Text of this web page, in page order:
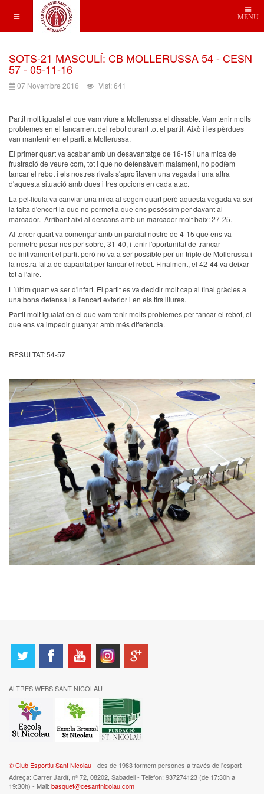
MENU
SOTS-21 MASCULÍ: CB MOLLERUSSA 54 - CESN
57 - 05-11-16
07 Novembre 2016 Vist: 641
Partit molt igualat el que vam viure a Mollerussa el dissabte. Vam tenir molts
problemes en el tancament del rebot durant tot el partit. Això i les pèrdues
van mantenir en el partit a Mollerussa.
El primer quart va acabar amb un desavantatge de 16-15 i una mica de
frustració de veure com, tot i que no defensàvem malament, no podíem
tancar el rebot i els nostres rivals s'aprofitaven una vegada i una altra
d'aquesta situació amb dues i tres opcions en cada atac.
La pel·lícula va canviar una mica al segon quart però aquesta vegada va ser
la falta d'encert la que no permetia que ens poséssim per davant al
marcador. Arribant així al descans amb un marcador molt baix: 27-25.
Al tercer quart va començar amb un parcial nostre de 4-15 que ens va
permetre posar-nos per sobre, 31-40, i tenir l'oportunitat de trancar
definitivament el partit però no va a ser possible per un triple de Mollerussa i
la nostra falta de capacitat per tancar el rebot. Finalment, el 42-44 va deixar
tot a l'aire.
L´últim quart va ser d'infart. El partit es va decidir molt cap al final gràcies a
una bona defensa i a l'encert exterior i en els tirs lliures.
Partit molt igualat en el que vam tenir molts problemes per tancar el rebot, el
que ens va impedir guanyar amb més diferència.
RESULTAT: 54-57
ALTRES WEBS SANT NICOLAU
© Club Esportiu Sant Nicolau- des de 1983 formem persones a través de l'esport
Adreça: Carrer Jardí, nº 72, 08202, Sabadell - Telèfon: 937274123 (de 17:30h a
19:30h) - Mail: basquet@cesantnicolau.com